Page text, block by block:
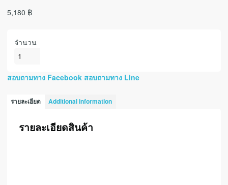
5,180 ฿
จำนวน
สอบถามทาง Facebook สอบถามทาง Line
รายละเอียด Additional information
รายละเอียดสินค้า